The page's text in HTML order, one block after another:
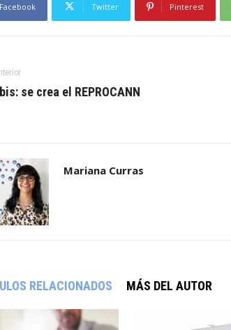
Facebook Twitter Pinterest
se crea el REPROCANN
Mariana Curras
RELACIONADOS MÁS DEL AUTOR